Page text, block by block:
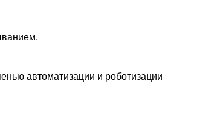
автоматизации и роботизации